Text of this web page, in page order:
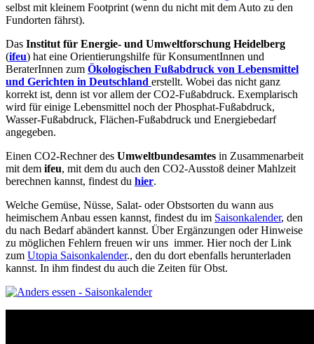
selbst mit kleinem Footprint (wenn du nicht mit dem Auto zu den
Fundorten fährst).
Das Institut für Energie- und Umweltforschung Heidelberg
(ifeu) hat eine Orientierungshilfe für KonsumentInnen und
BeraterInnen zum Ökologischen Fußabdruck von Lebensmittel
und Gerichten in Deutschland erstellt. Wobei das nicht ganz
korrekt ist, denn ist vor allem der CO2-Fußabdruck. Exemplarisch
wird für einige Lebensmittel noch der Phosphat-Fußabdruck,
Wasser-Fußabdruck, Flächen-Fußabdruck und Energiebedarf
angegeben.
Einen CO2-Rechner des Umweltbundesamtes in Zusammenarbeit
mit dem ifeu, mit dem du auch den CO2-Ausstoß deiner Mahlzeit
berechnen kannst, findest du hier.
Welche Gemüse, Nüsse, Salat- oder Obstsorten du wann aus
heimischem Anbau essen kannst, findest du im Saisonkalender, den
du nach Bedarf abändert kannst. Über Ergänzungen oder Hinweise
zu möglichen Fehlern freuen wir uns immer. Hier noch der Link
zum Utopia Saisonkalender., den du dort ebenfalls herunterladen
kannst. In ihm findest du auch die Zeiten für Obst.